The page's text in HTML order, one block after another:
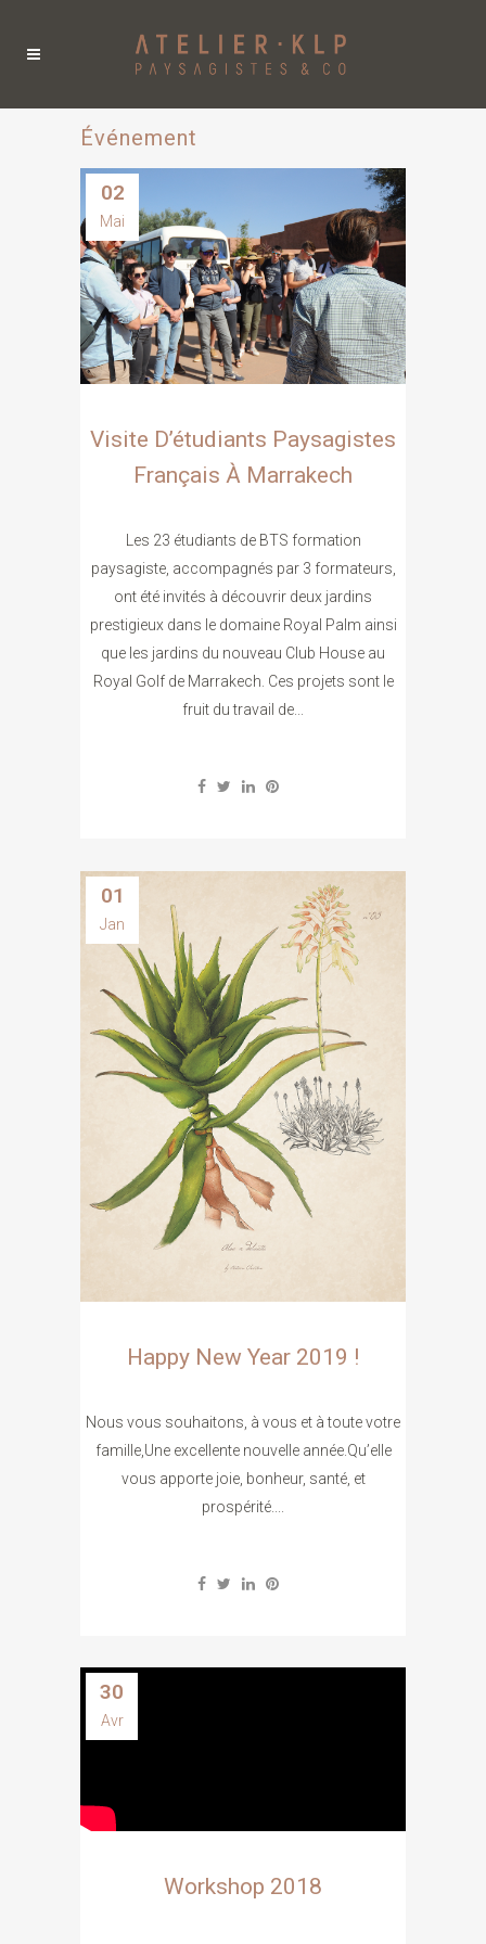
Événement
02
Mai
Visite D’étudiants Paysagistes
Français À Marrakech
Les 23 étudiants de BTS formation
paysagiste, accompagnés par 3 formateurs,
ont été invités à découvrir deux jardins
prestigieux dans le domaine Royal Palm ainsi
que les jardins du nouveau Club House au
Royal Golf de Marrakech. Ces projets sont le
fruit du travail de...
01
Jan
Happy New Year 2019 !
Nous vous souhaitons, à vous et à toute votre
famille,Une excellente nouvelle année.Qu’elle
vous apporte joie, bonheur, santé, et
prospérité....
30
Avr
Workshop 2018